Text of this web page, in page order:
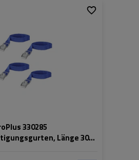
330285
Länge 30